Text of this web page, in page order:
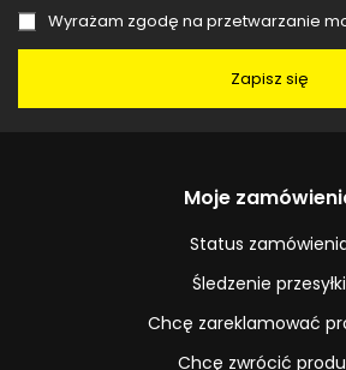
Wyrażam zgodę na przetwarzanie moich danych osobowych (adres e-mail) na potrzeby wysyłki
Zapisz się
Moje
Status
Śledzenie przesyłki
Chcę zareklamować
Chcę zwrócić